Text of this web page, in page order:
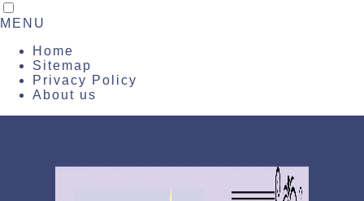
MENU
Home
Sitemap
Privacy Policy
About us